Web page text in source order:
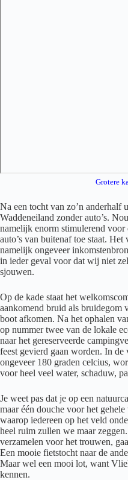
Grotere
Na een tocht van zo’n anderhalf
Waddeneiland zonder auto’s.
namelijk enorm stimulerend voor
auto’s van buitenaf toe staat.
namelijk ongeveer
in ieder geval voor dat wij niet
sjouwen.
Op de kade staat het
aankomend bruid als bruidegom
boot afkomen. Na het ophalen
op nummer twee van de lokale
naar het gereserveerde
feest gevierd gaan worden. In
ongeveer 180 graden celcius,
voor heel veel water, schaduw,
Je weet pas dat je op een
maar één douche voor het
waarop iedereen op het veld
heel ruim zullen we maar
verzamelen voor het trouwen,
Een mooie fietstocht naar de
Maar wel een mooi lot, want
kennen.